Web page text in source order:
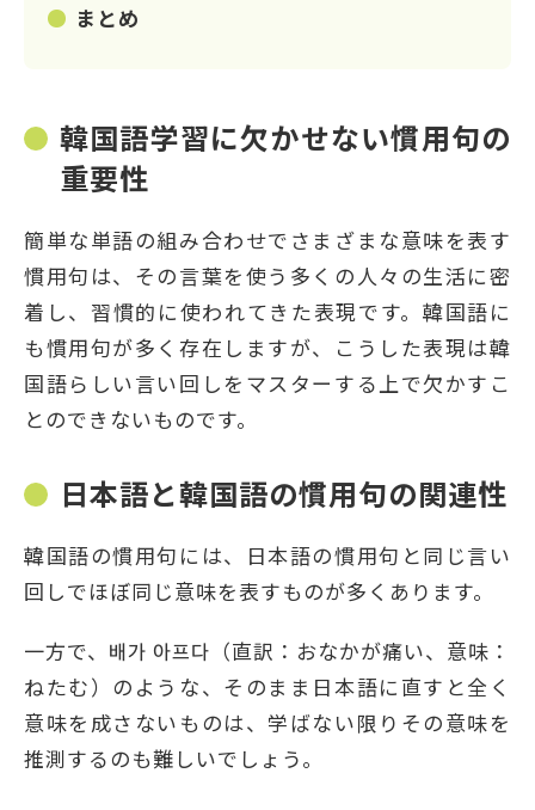
まとめ
韓国語学習に欠かせない慣用句の
重要性
簡単な単語の組み合わせでさまざまな意味を表す
慣用句は、その言葉を使う多くの人々の生活に密
着し、習慣的に使われてきた表現です。韓国語に
も慣用句が多く存在しますが、こうした表現は韓
国語らしい言い回しをマスターする上で欠かすこ
とのできないものです。
日本語と韓国語の慣用句の関連性
韓国語の慣用句には、日本語の慣用句と同じ言い
回しでほぼ同じ意味を表すものが多くあります。
一方で、배가 아프다（直訳：おなかが痛い、意味：
ねたむ）のような、そのまま日本語に直すと全く
意味を成さないものは、学ばない限りその意味を
推測するのも難しいでしょう。